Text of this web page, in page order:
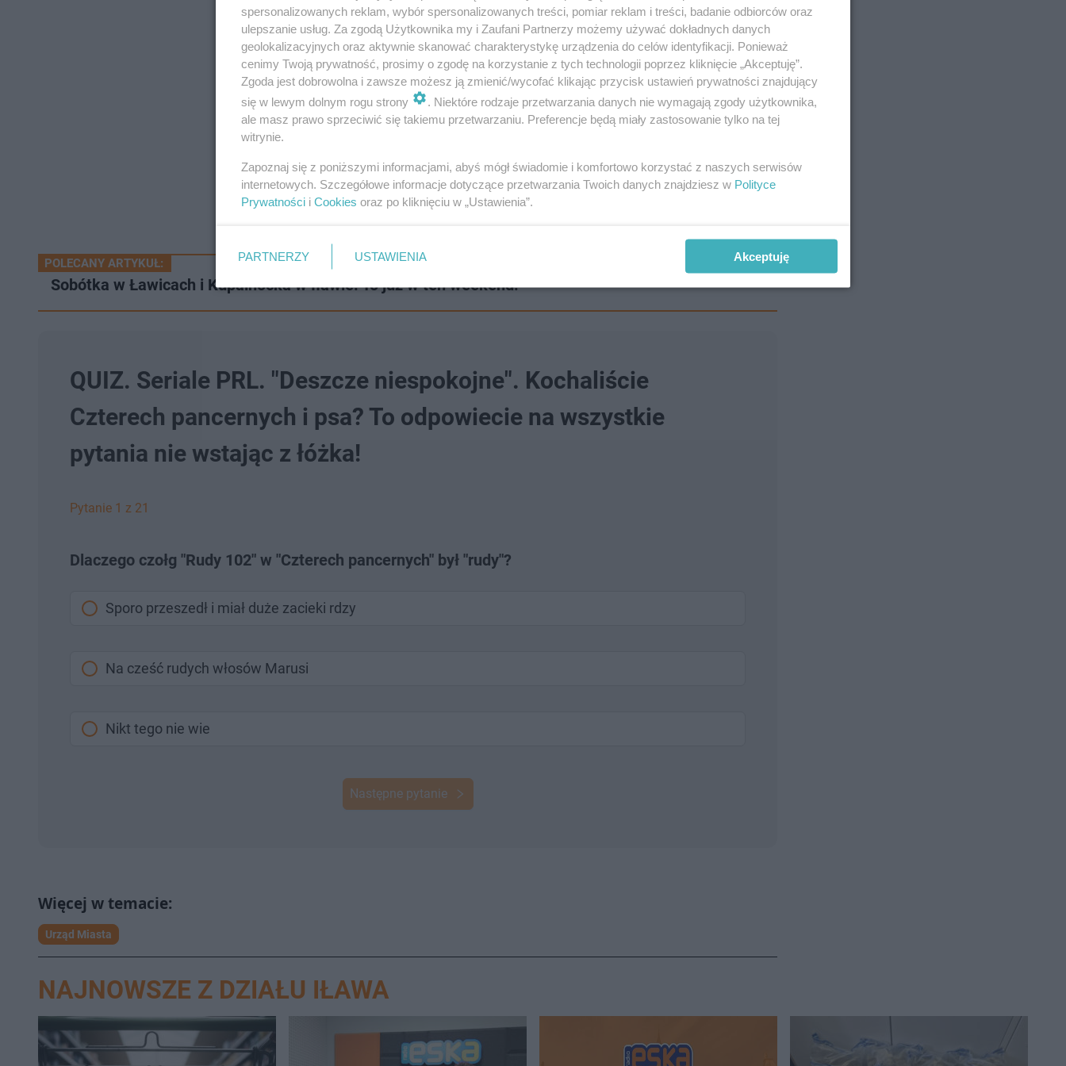
POLECANY ARTYKUŁ:
Sobótka w Ławicach i Kupalnocka w Iławie. To już w ten weekend!
QUIZ. Seriale PRL. "Deszcze niespokojne". Kochaliście
Czterech pancernych i psa? To odpowiecie na wszystkie
pytania nie wstając z łóżka!
Pytanie 1 z 21
Dlaczego czołg "Rudy 102" w "Czterech pancernych" był "rudy"?
Sporo przeszedł i miał duże zacieki rdzy
Na cześć rudych włosów Marusi
Nikt tego nie wie
Następne pytanie
Urząd Miasta
NAJNOWSZE Z DZIAŁU IŁAWA
spersonalizowanych reklam, wybór spersonalizowanych treści, pomiar reklam i treści, badanie odbiorców oraz
ulepszanie usług. Za zgodą Użytkownika my i Zaufani Partnerzy możemy używać dokładnych danych
geolokalizacyjnych oraz aktywnie skanować charakterystykę urządzenia do celów identyfikacji. Ponieważ
cenimy Twoją prywatność, prosimy o zgodę na korzystanie z tych technologii poprzez kliknięcie „Akceptuję”.
Zgoda jest dobrowolna i zawsze możesz ją zmienić/wycofać klikając przycisk ustawień prywatności znajdujący
się w lewym dolnym rogu strony
. Niektóre rodzaje przetwarzania danych nie wymagają zgody użytkownika,
ale masz prawo sprzeciwić się takiemu przetwarzaniu. Preferencje będą miały zastosowanie tylko na tej
witrynie.
Zapoznaj się z poniższymi informacjami, abyś mógł świadomie i komfortowo korzystać z naszych serwisów
internetowych. Szczegółowe informacje dotyczące przetwarzania Twoich danych znajdziesz w Polityce
Prywatności i Cookies oraz po kliknięciu w „Ustawienia”.
PARTNERZY USTAWIENIA Akceptuję